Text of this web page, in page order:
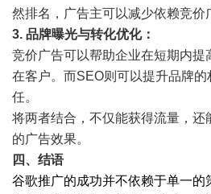
然排名，广告主可以减少依赖竞价
3. 品牌曝光与转化优化：
竞价广告可以帮助企业在短期内提
在客户。而SEO则可以提升品牌
任。
将两者结合，不仅能获得流量，还
的广告效果。
四、结语
谷歌推广的成功并不依赖于单一的